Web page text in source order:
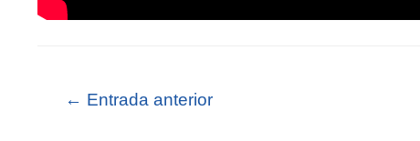
← Entrada anterior